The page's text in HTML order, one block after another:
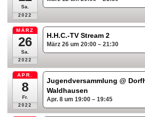
Sa.
2022
MÄRZ
26
Sa.
2022
H.H.C.-TV Stream 2
März 26 um 20:00 – 21:30
APR.
8
Fr.
2022
Jugendversammlung@
Waldhausen
Apr. 8 um 19:00 – 19:45